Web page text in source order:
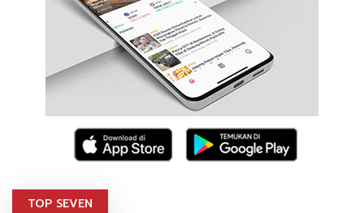
TOP SEVEN